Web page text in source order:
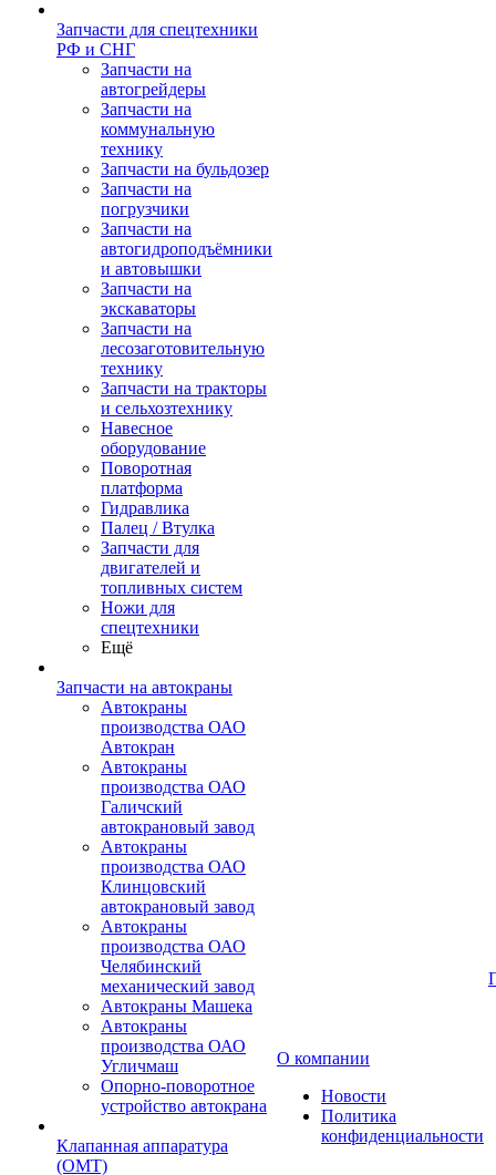
Запчасти для спецтехники
РФ и СНГ
Запчасти на
автогрейдеры
Запчасти на
коммунальную
технику
Запчасти на бульдозер
Запчасти на
погрузчики
Запчасти на
автогидроподъёмники
и автовышки
Запчасти на
экскаваторы
Запчасти на
лесозаготовительную
технику
Запчасти на тракторы
и сельхозтехнику
Навесное
оборудование
Поворотная
платформа
Гидравлика
Палец / Втулка
Запчасти для
двигателей и
топливных систем
Ножи для
спецтехники
Ещё
Запчасти на автокраны
Автокраны
производства ОАО
Автокран
Автокраны
производства ОАО
Галичский
автокрановый завод
Автокраны
производства ОАО
Клинцовский
автокрановый завод
Автокраны
производства ОАО
Челябинский
механический завод
Автокраны Машека
Автокраны
производства ОАО
Угличмаш
Опорно-поворотное
устройство автокрана
Клапанная аппаратура
(OMT)
О компании
Новости
Политика
конфиденциальности